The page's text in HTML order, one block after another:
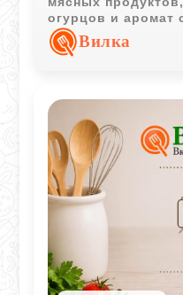
огурцов и аромат
подходит как для
для праздничного
Вилка